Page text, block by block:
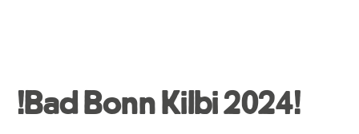
!Bad Bonn Kilbi 2024!